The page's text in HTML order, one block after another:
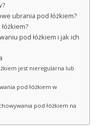
ubrania pod łóżkiem?
pod łóżkiem i jak ich
jest nieregularna lub
pod łóżkiem w
pod łóżkiem na